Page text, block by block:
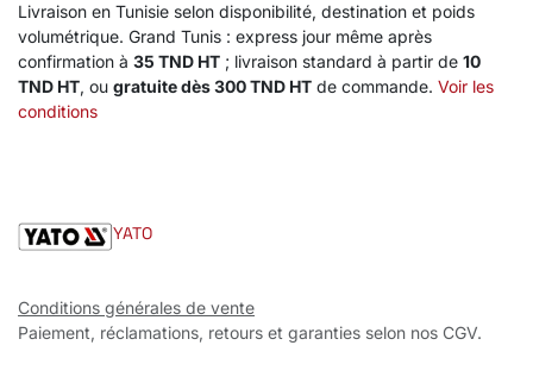
Livraison en Tunisie selon disponibilité, destination et poids
volumétrique. Grand Tunis : express jour même après
confirmation à 35 TND HT ; livraison standard à partir de 10
TND HT, ou gratuite dès 300 TND HT de commande. Voir les
conditions
YATO
Conditions générales de vente
Paiement, réclamations, retours et garanties selon nos CGV.